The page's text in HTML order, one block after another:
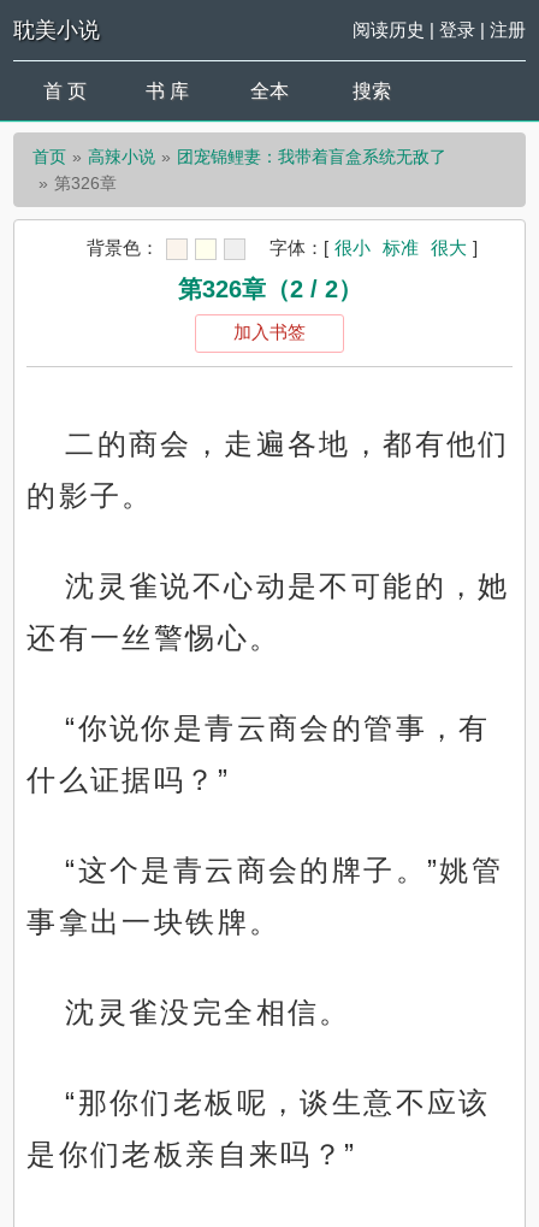
耽美小说 阅读历史 | 登录| 注册
首 页 书 库 全本 搜索
首页 高辣小说
团宠锦鲤妻：我带着盲盒系统无敌了
第326章
背景色： 字体： [ 很小 标准 很大 ]
第326章（2 / 2）
加入书签
二的商会，走遍各地，都有他们
的影子。
沈灵雀说不心动是不可能的，她
还有一丝警惕心。
“你说你是青云商会的管事，有
什么证据吗？”
“这个是青云商会的牌子。”姚管
事拿出一块铁牌。
沈灵雀没完全相信。
“那你们老板呢，谈生意不应该
是你们老板亲自来吗？”